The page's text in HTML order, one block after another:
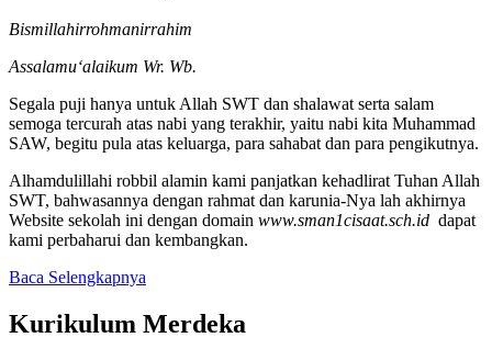
Bismillahirrohmanirrahim
Assalamu‘alaikum Wr. Wb.
Segala puji hanya untuk Allah SWT dan shalawat serta salam
semoga tercurah atas nabi yang terakhir, yaitu nabi kita Muhammad
SAW, begitu pula atas keluarga, para sahabat dan para pengikutnya.
Alhamdulillahi robbil alamin kami panjatkan kehadlirat Tuhan Allah
SWT, bahwasannya dengan rahmat dan karunia-Nya lah akhirnya
Website sekolah ini dengan domain www.sman1cisaat.sch.id dapat
kami perbaharui dan kembangkan.
Baca Selengkapnya
Kurikulum Merdeka